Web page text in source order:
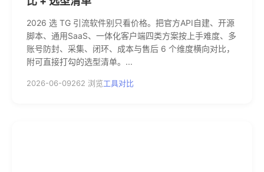
2026 选 TG 引流软件别只看价格。把官方API自建、开源
脚本、通用SaaS、一体化客户端四类方案按上手难度、多
账号防封、采集、闭环、成本与售后 6 个维度横向对比，
附可直接打勾的选型清单。...
2026-06-09262 浏览工具对比